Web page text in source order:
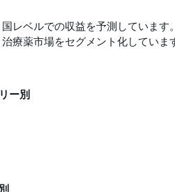
レベルでの収益を予測していま
療薬市場をセグメント化していま
ー別